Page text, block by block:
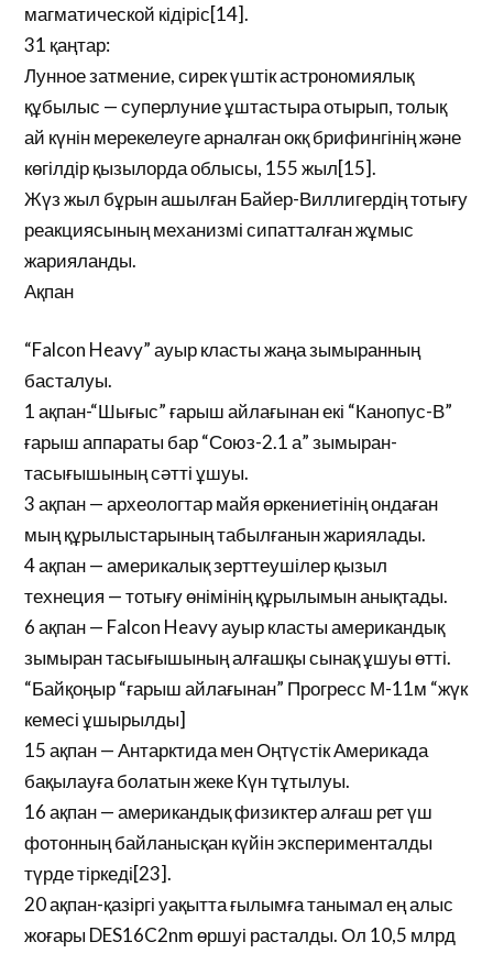
магматической кідіріс[14].
31 қаңтар:
Лунное затмение, сирек үштік астрономиялық
құбылыс — суперлуние ұштастыра отырып, толық
ай күнін мерекелеуге арналған окқ брифингінің және
көгілдір қызылорда облысы, 155 жыл[15].
Жүз жыл бұрын ашылған Байер-Виллигердің тотығу
реакциясының механизмі сипатталған жұмыс
жарияланды.
Ақпан
“Falcon Heavy” ауыр класты жаңа зымыранның
басталуы.
1 ақпан-“Шығыс” ғарыш айлағынан екі “Канопус-В”
ғарыш аппараты бар “Союз-2.1 а” зымыран-
тасығышының сәтті ұшуы.
3 ақпан — археологтар майя өркениетінің ондаған
мың құрылыстарының табылғанын жариялады.
4 ақпан — америкалық зерттеушілер қызыл
технеция — тотығу өнімінің құрылымын анықтады.
6 ақпан — Falcon Heavy ауыр класты американдық
зымыран тасығышының алғашқы сынақ ұшуы өтті.
“Байқоңыр “ғарыш айлағынан” Прогресс М-11м “жүк
кемесі ұшырылды]
15 ақпан — Антарктида мен Оңтүстік Америкада
бақылауға болатын жеке Күн тұтылуы.
16 ақпан — американдық физиктер алғаш рет үш
фотонның байланысқан күйін эксперименталды
түрде тіркеді[23].
20 ақпан-қазіргі уақытта ғылымға танымал ең алыс
жоғары DES16C2nm өршуі расталды. Ол 10,5 млрд